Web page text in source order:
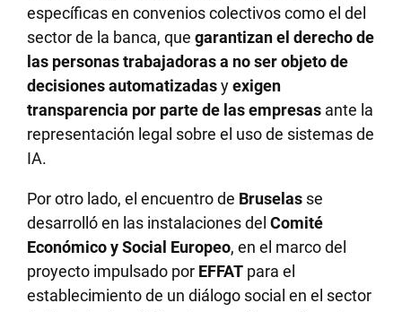
específicas en convenios colectivos como el del
sector de la banca, quegarantizan el derecho de
las personas trabajadoras a no ser objeto de
decisiones automatizadasyexigen
transparencia por parte de las empresas ante la
representación legal sobre el uso de sistemas de
IA.
Por otro lado, el encuentro de Bruselas se
desarrolló en las instalaciones delComité
Económico y Social Europeo, en el marco del
proyecto impulsado por EFFAT para el
establecimiento de un diálogo social en el sector